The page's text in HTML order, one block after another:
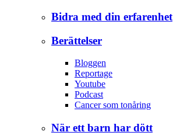
Bidra med din erfarenhet
Berättelser
Bloggen
Reportage
Youtube
Podcast
Cancer som tonåring
När ett barn har dött